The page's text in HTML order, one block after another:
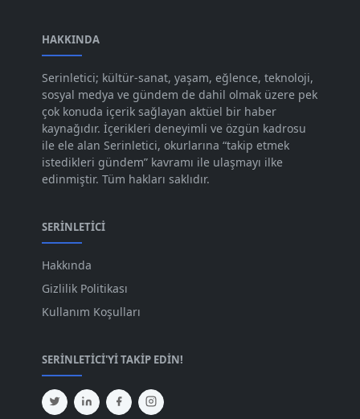
Ara 2023 [101]
Kas 2023
Eki 2023 [73]
Eyl 2023 [73]
Ağu 2023 [74]
Tem 2023 [76]
Haz 2023
May 2023
Nis 2023
Mar 2023
Oca 2023 [87]
Ara 2022 [82]
HAKKINDA
Serinletici; kültür-sanat, yaşam, eğlence, teknoloji,
sosyal medya ve gündem de dahil olmak üzere pek
çok konuda içerik sağlayan aktüel bir haber
kaynağıdır. İçerikleri deneyimli ve özgün kadrosu
ile ele alan Serinletici, okurlarına “takip etmek
istedikleri gündem” kavramı ile ulaşmayı ilke
edinmiştir. Tüm hakları saklıdır.
SERINLETICI
Hakkında
Gizlilik Politikası
Kullanım Koşulları
SERINLETICI'YI TAKIP EDIN!